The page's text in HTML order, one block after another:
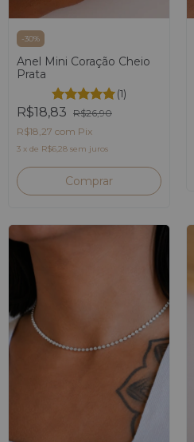
-30%
Anel Mini Coração Cheio
Prata
(1)
R$18,83 R$26,90
R$18,27 com Pix
3 x de R$6,28 sem juros
Comprar